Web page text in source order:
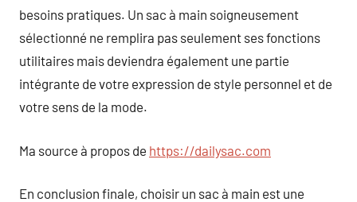
besoins pratiques. Un sac à main soigneusement
sélectionné ne remplira pas seulement ses fonctions
utilitaires mais deviendra également une partie
intégrante de votre expression de style personnel et de
votre sens de la mode.
Ma source à propos de https://dailysac.com
En conclusion finale, choisir un sac à main est une